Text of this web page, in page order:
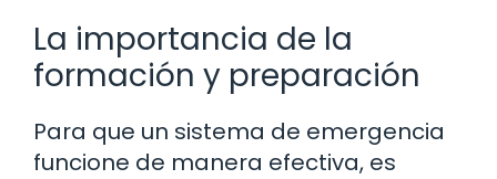
La importancia de la
formación y preparación
Para que un sistema de emergencia
funcione de manera efectiva, es